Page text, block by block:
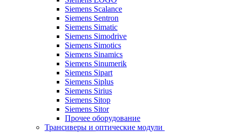
Siemens Scalance
Siemens Sentron
Siemens Simatic
Siemens Simodrive
Siemens Simotics
Siemens Sinamics
Siemens Sinumerik
Siemens Sipart
Siemens Siplus
Siemens Sirius
Siemens Sitop
Siemens Sitor
Прочее оборудование
Трансиверы и оптические модули